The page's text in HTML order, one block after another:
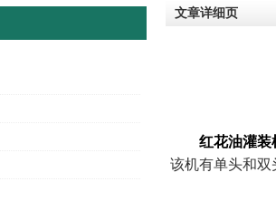
文章详细页
红花油灌装
该机有单头和